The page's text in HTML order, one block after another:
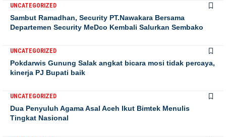
UNCATEGORIZED
Sambut Ramadhan, Security PT.Nawakara Bersama
Departemen Security MeDco Kembali Salurkan Sembako
UNCATEGORIZED
Pokdarwis Gunung Salak angkat bicara mosi tidak percaya,
kinerja PJ Bupati baik
UNCATEGORIZED
Dua Penyuluh Agama Asal Aceh Ikut Bimtek Menulis
Tingkat Nasional